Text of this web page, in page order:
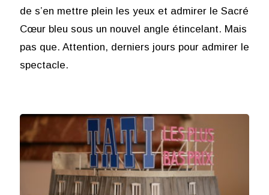
de s’en mettre plein les yeux et admirer le Sacré
Cœur bleu sous un nouvel angle étincelant. Mais
pas que. Attention, derniers jours pour admirer le
spectacle.